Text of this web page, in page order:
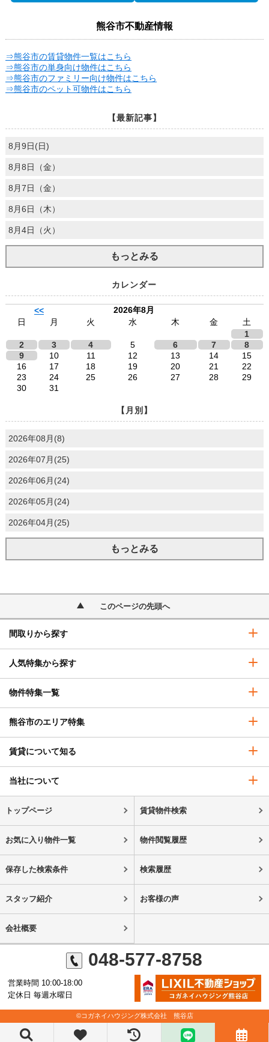
熊谷市不動産情報
⇒熊谷市の賃貸物件一覧はこちら
⇒熊谷市の単身向け物件はこちら
⇒熊谷市のファミリー向け物件はこちら
⇒熊谷市のペット可物件はこちら
【最新記事】
8月9日(日)
8月8日（金）
8月7日（金）
8月6日（木）
8月4日（火）
もっとみる
カレンダー
<<
2026年8月
日
月 火 水 木 金
土
1
2
3 4 5 6 7
8
9
10 11 12 13 14
15
16
17 18 19 20 21
22
23
24 25 26 27 28
29
30
31
【月別】
2026年08月(8)
2026年07月(25)
2026年06月(24)
2026年05月(24)
2026年04月(25)
もっとみる
このページの先頭へ
間取りから探す
人気特集から探す
物件特集一覧
熊谷市のエリア特集
賃貸について知る
当社について
トップページ 賃貸物件検索
お気に入り物件一覧 物件閲覧履歴
保存した検索条件 検索履歴
スタッフ紹介 お客様の声
会社概要
048-577-8758
営業時間 10:00-18:00
定休日 毎週水曜日
©コガネイハウジング株式会社 熊谷店